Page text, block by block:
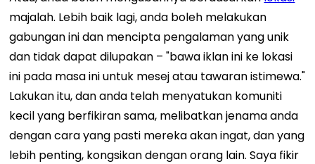
majalah. Lebih baik lagi, anda boleh melakukan
gabungan ini dan mencipta pengalaman yang unik
dan tidak dapat dilupakan – "bawa iklan ini ke lokasi
ini pada masa ini untuk mesej atau tawaran istimewa."
Lakukan itu, dan anda telah menyatukan komuniti
kecil yang berfikiran sama, melibatkan jenama anda
dengan cara yang pasti mereka akan ingat, dan yang
lebih penting, kongsikan dengan orang lain. Saya fikir